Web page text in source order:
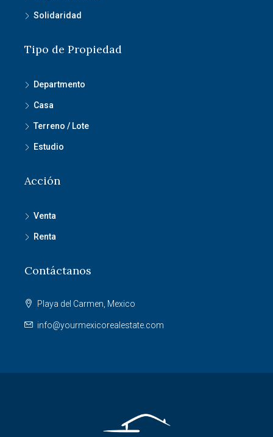
Solidaridad
Tipo de Propiedad
Departmento
Casa
Terreno / Lote
Estudio
Acción
Venta
Renta
Contáctanos
Playa del Carmen, Mexico
info@yourmexicorealestate.com